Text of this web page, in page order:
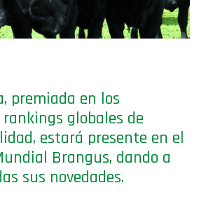
globales de
estará presente en el
Brangus, dando a
sus novedades.